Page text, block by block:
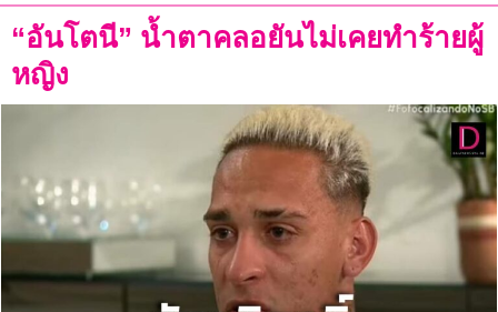
“อันโตนี” น้ำตาคลอยันไม่เคยทำร้ายผู้
หญิง